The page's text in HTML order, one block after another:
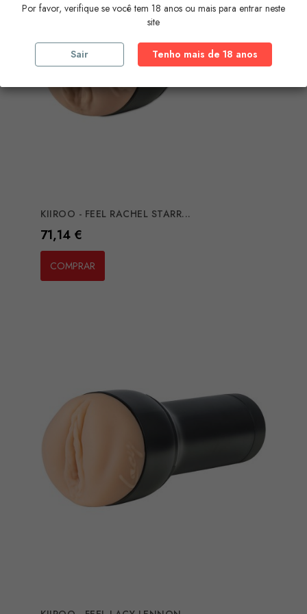
KIIROO - FEEL RACHEL STARR...
Preço
71,14 €
COMPRAR
Por favor, verifique se você tem 18 anos ou mais para entrar neste
site
Sair Tenho mais de 18 anos